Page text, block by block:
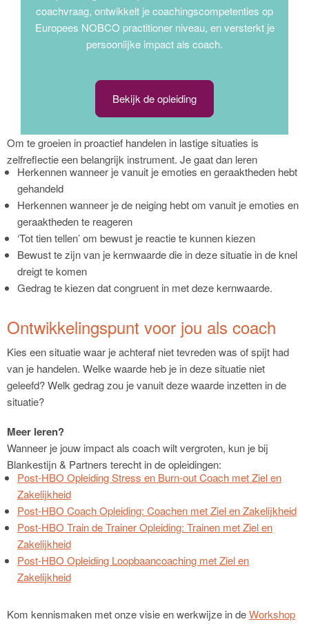
coachvraag, ontwikkelt je coachingscompetenties op
Europees NOBCO practitioner niveau, en versterkt je
persoonlijke impact als coach.
Bekijk de opleiding
Om te groeien in proactief handelen in lastige situaties is
zelfreflectie een belangrijk instrument. Je gaat dan leren
Herkennen wanneer je vanuit je emoties en geraaktheden hebt
gehandeld
Herkennen wanneer je de neiging hebt om vanuit je emoties en
geraaktheden te reageren
‘Tot tien tellen’ om bewust je reactie te kunnen kiezen
Bewust te zijn van je kernwaarde die in deze situatie in de knel
dreigt te komen
Gedrag te kiezen dat congruent in met deze kernwaarde.
Ontwikkelingspunt voor jou als coach
Kies een situatie waar je achteraf niet tevreden was of spijt had
van je handelen. Welke waarde heb je in deze situatie niet
geleefd? Welk gedrag zou je vanuit deze waarde inzetten in de
situatie?
Meer leren?
Wanneer je jouw impact als coach wilt vergroten, kun je bij
Blankestijn & Partners terecht in de opleidingen:
Post-HBO Opleiding Stress en Burn-out Coach met Ziel en
Zakelijkheid
Post-HBO Coach Opleiding: Coachen met Ziel en Zakelijkheid
Post-HBO Train de Trainer Opleiding: Trainen met Ziel en
Zakelijkheid
Post-HBO Opleiding Loopbaancoaching met Ziel en
Zakelijkheid
Kom kennismaken met onze visie en werkwijze in deWorkshop